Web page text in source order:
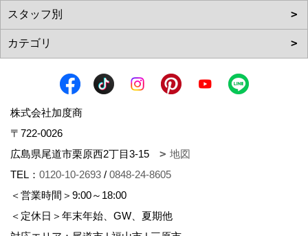
株式会社加度商
〒722-0026
広島県尾道市栗原西2丁目3-15
地図
TEL： 0120-10-2693 / 0848-24-8605
＜営業時間＞9:00～18:00
＜定休日＞年末年始、GW、夏期他